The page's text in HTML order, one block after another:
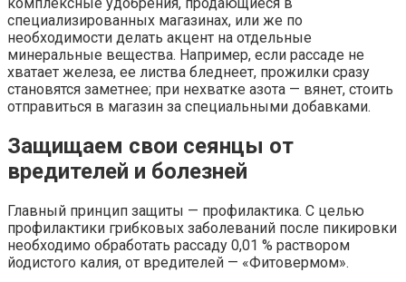
комплексные удобрения, продающиеся в
специализированных магазинах, или же по
необходимости делать акцент на отдельные
минеральные вещества. Например, если рассаде не
хватает железа, ее листва бледнеет, прожилки сразу
становятся заметнее; при нехватке азота — вянет, стоить
отправиться в магазин за специальными добавками.
Защищаем свои сеянцы от
вредителей и болезней
Главный принцип защиты — профилактика. С целью
профилактики грибковых заболеваний после пикировки
необходимо обработать рассаду 0,01 % раствором
йодистого калия, от вредителей — «Фитовермом».